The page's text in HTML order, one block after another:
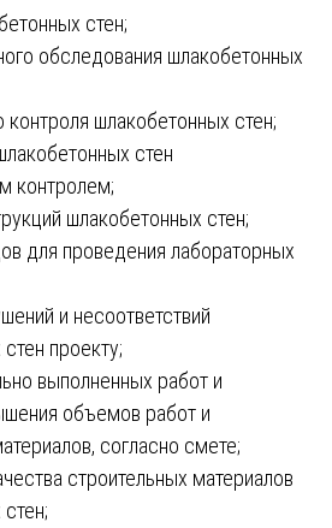
стен;
обследования шлакобетонных
контроля шлакобетонных стен;
стен
контролем;
шлакобетонных стен;
для проведения лабораторных
и несоответствий
проекту;
выполненных работ и
объемов работ и
согласно смете;
строительных материалов